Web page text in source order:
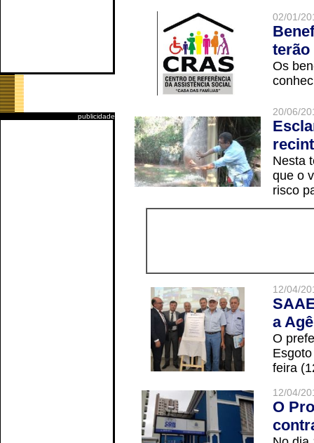
publicidade
02/01/
terão
Os
20/06/
Nesta
que o
risco
12/04/
a
O
feira
12/04/
O